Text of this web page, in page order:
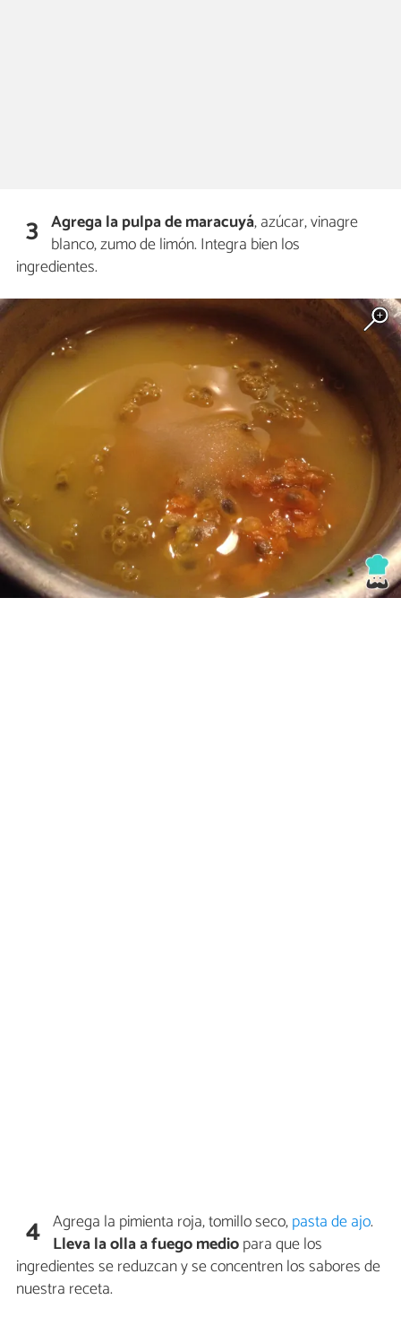
3 Agrega la pulpa de maracuyá, azúcar, vinagre
blanco, zumo de limón. Integra bien los
ingredientes.
4 Agrega la pimienta roja, tomillo seco,pasta de ajo.
Lleva la olla a fuego mediopara que los
ingredientes se reduzcan y se concentren los sabores de
nuestra receta.